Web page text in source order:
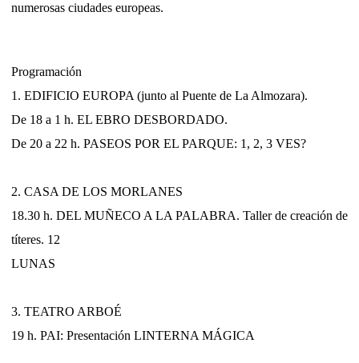
numerosas ciudades europeas.
Programación
1. EDIFICIO EUROPA (junto al Puente de La Almozara).
De 18 a 1 h. EL EBRO DESBORDADO.
De 20 a 22 h. PASEOS POR EL PARQUE: 1, 2, 3 VES?
2. CASA DE LOS MORLANES
18.30 h. DEL MUÑECO A LA PALABRA. Taller de creación de
títeres. 12
LUNAS
3. TEATRO ARBOÉ
19 h. PAI: Presentación LINTERNA MÁGICA